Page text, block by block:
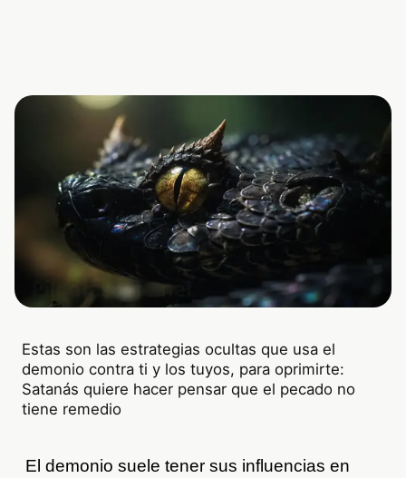
Estas son las estrategias ocultas que usa el
demonio contra ti y los tuyos, para oprimirte:
Satanás quiere hacer pensar que el pecado no
tiene remedio
El demonio suele tener sus influencias en